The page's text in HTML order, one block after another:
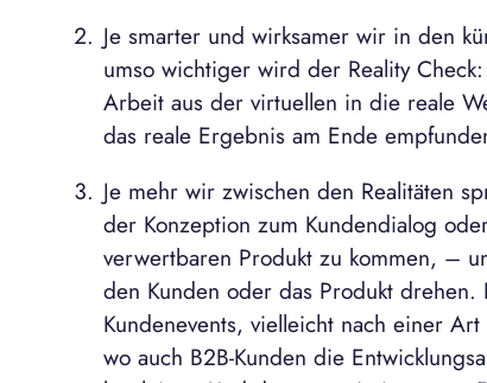
Je smarter und wirksamer wir in den
umso wichtiger wird der Reality
Arbeit aus der virtuellen in die reale
das reale Ergebnis am Ende
Je mehr wir zwischen den Realitäten
der Konzeption zum Kundendialog
verwertbaren Produkt zu kommen, –
den Kunden oder das Produkt drehen.
Kundenevents, vielleicht nach einer
wo auch B2B-Kunden die